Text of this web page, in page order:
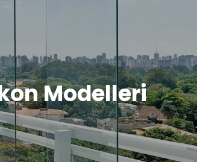
Modelleri